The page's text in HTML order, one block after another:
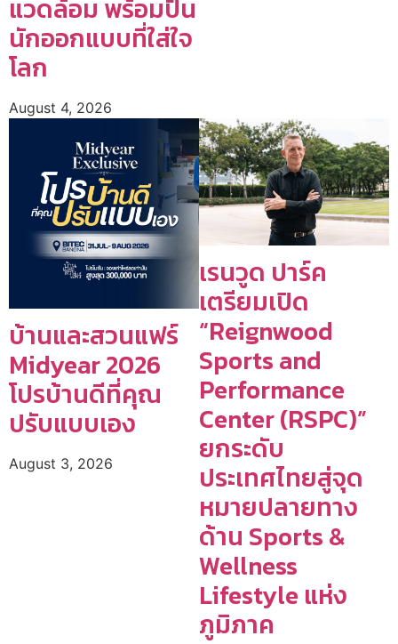
แวดล้อม พร้อมปั้น
นักออกแบบที่ใส่ใจ
โลก
August 4, 2026
บ้านและสวนแฟร์
Midyear 2026
โปรบ้านดีที่คุณ
ปรับแบบเอง
August 3, 2026
เรนวูด ปาร์ค
เตรียมเปิด
“Reignwood
Sports and
Performance
Center (RSPC)”
ยกระดับ
ประเทศไทยสู่จุด
หมายปลายทาง
ด้าน Sports &
Wellness
Lifestyle แห่ง
ภูมิภาค